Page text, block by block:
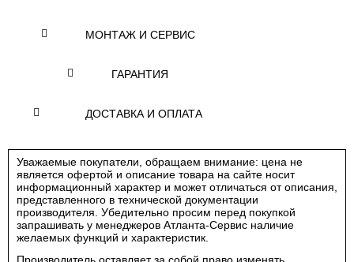
МОНТАЖ И СЕРВИС
ГАРАНТИЯ
ДОСТАВКА И ОПЛАТА
Уважаемые покупатели, обращаем внимание: цена не
является офертой и описание товара на сайте носит
информационный характер и может отличаться от описания,
представленного в технической документации
производителя. Убедительно просим перед покупкой
запрашивать у менеджеров Атланта-Сервис наличие
желаемых функций и характеристик.